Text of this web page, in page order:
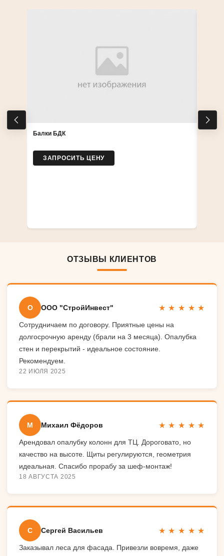
Балки БДК
ЗАПРОСИТЬ ЦЕНУ
ОТЗЫВЫ КЛИЕНТОВ
О ООО "СтройИнвест" ★ ★ ★ ★ ★
Сотрудничаем по договору. Приятные цены на
долгосрочную аренду (брали на 3 месяца). Опалубка
стен и перекрытий - идеальное состояние.
Рекомендуем.
22 ИЮЛЯ 2025
М Михаил Фёдоров ★ ★ ★ ★ ★
Арендовал опалубку колонн для ТЦ. Дороговато, но
качество на высоте. Щиты регулируются, геометрия
идеальная. Спасибо прорабу за шеф-монтаж!
18 АВГУСТА 2025
С Сергей Васильев ★ ★ ★ ★ ★
Заказывал леса для фасада. Привезли вовремя, даже